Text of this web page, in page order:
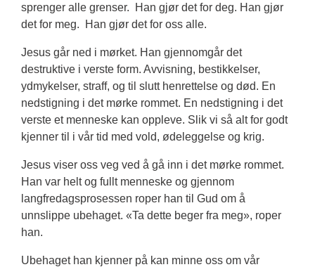
sprenger alle grenser.
Han gjør det for deg. Han gjør
det for meg.
Han gjør det for oss alle.
Jesus går ned i mørket. Han gjennomgår det
destruktive i verste form. Avvisning, bestikkelser,
ydmykelser, straff, og til slutt henrettelse og død. En
nedstigning i det mørke rommet. En nedstigning i det
verste et menneske kan oppleve. Slik vi så alt for godt
kjenner til i vår tid med vold, ødeleggelse og krig.
Jesus viser oss veg ved å gå inn i det mørke rommet.
Han var helt og fullt menneske og gjennom
langfredagsprosessen roper han til Gud om å
unnslippe ubehaget. «Ta dette beger fra meg», roper
han.
Ubehaget han kjenner på kan minne oss om vår